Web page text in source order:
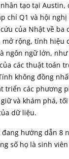
tạo tại Austin,
chí Q1 và hội
của Nhật về ba
mở rộng, tính hiệu
ngôn ngữ lớn, như
các thuật toán
không đồng
triển các phương
và khám phá,
dữ liệu.
đang hướng dẫn 8
số họ là sinh viên